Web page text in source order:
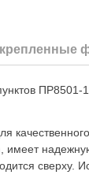
сверху.